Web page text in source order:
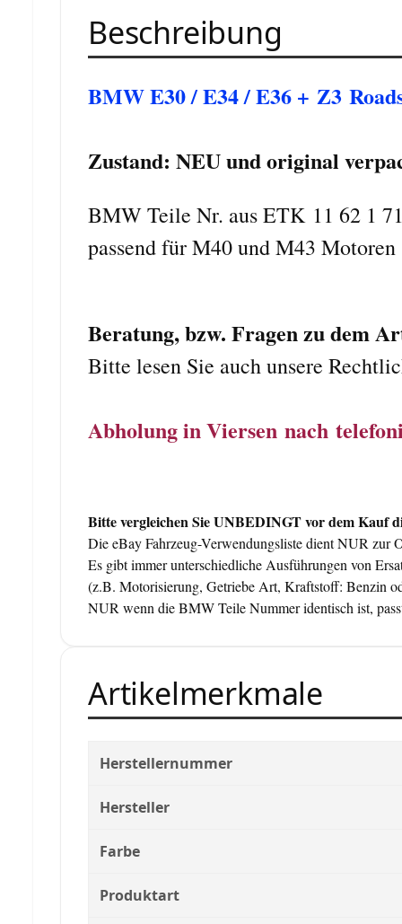
Beschreibung
BMW E30 / E34 / E36 + Z3
Zustand: NEU und original
BMW Teile Nr. aus ETK 11 62 1
passend für M40 und M43 Motoren
Beratung, bzw. Fragen zu dem
Bitte lesen Sie auch unsere
Abholung in Viersen nach
Bitte vergleichen Sie UNBEDINGT vor dem Kauf
Die eBay Fahrzeug-Verwendungsliste dient NUR
Es gibt immer unterschiedliche Ausführungen von
(z.B. Motorisierung, Getriebe Art, Kraftstoff: Benzin
NUR wenn die BMW Teile Nummer identisch ist,
Artikelmerkmale
Herstellernummer
Hersteller
Farbe
Produktart